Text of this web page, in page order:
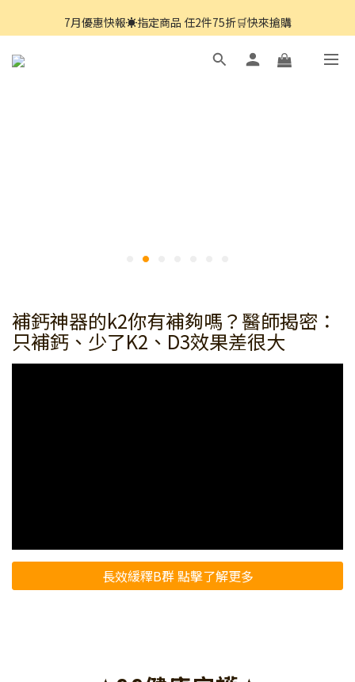
8月優惠快報☀️指定商品 買一送一 🛒 快來搶購
7月優惠快報☀️指定商品 任2件75折🛒快來搶購
8月優惠快報☀️指定商品 買一送一 🛒 快來搶購
補鈣神器的k2你有補夠嗎？醫師揭密：
只補鈣、少了K2、D3效果差很大
長效緩釋B群 點擊了解更多